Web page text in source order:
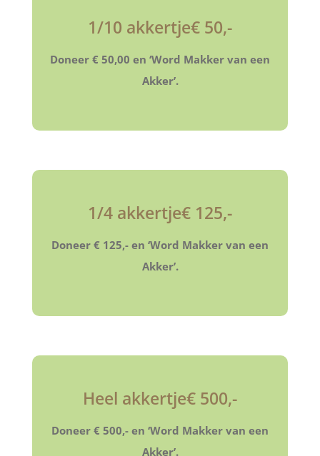
1/10 akkertje€ 50,-
Doneer € 50,00 en ‘Word Makker van een
Akker’.
1/4 akkertje€ 125,-
Doneer € 125,- en ‘Word Makker van een
Akker’.
Heel akkertje€ 500,-
Doneer € 500,- en ‘Word Makker van een
Akker’.